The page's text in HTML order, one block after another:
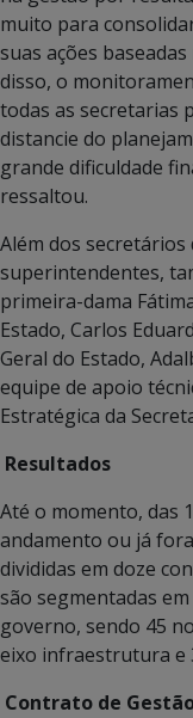
muito para
suas ações
disso, o
todas as secretarias
distancie do
grande dificuldade
ressaltou.
Além dos secretários
superintendentes,
primeira-dama
Estado, Carlos
Geral do Estado,
equipe de apoio
Estratégica da
Resultados
Até o momento, das
andamento ou já
divididas em doze
são segmentadas
governo, sendo 45
eixo infraestrutura e
Contrato de